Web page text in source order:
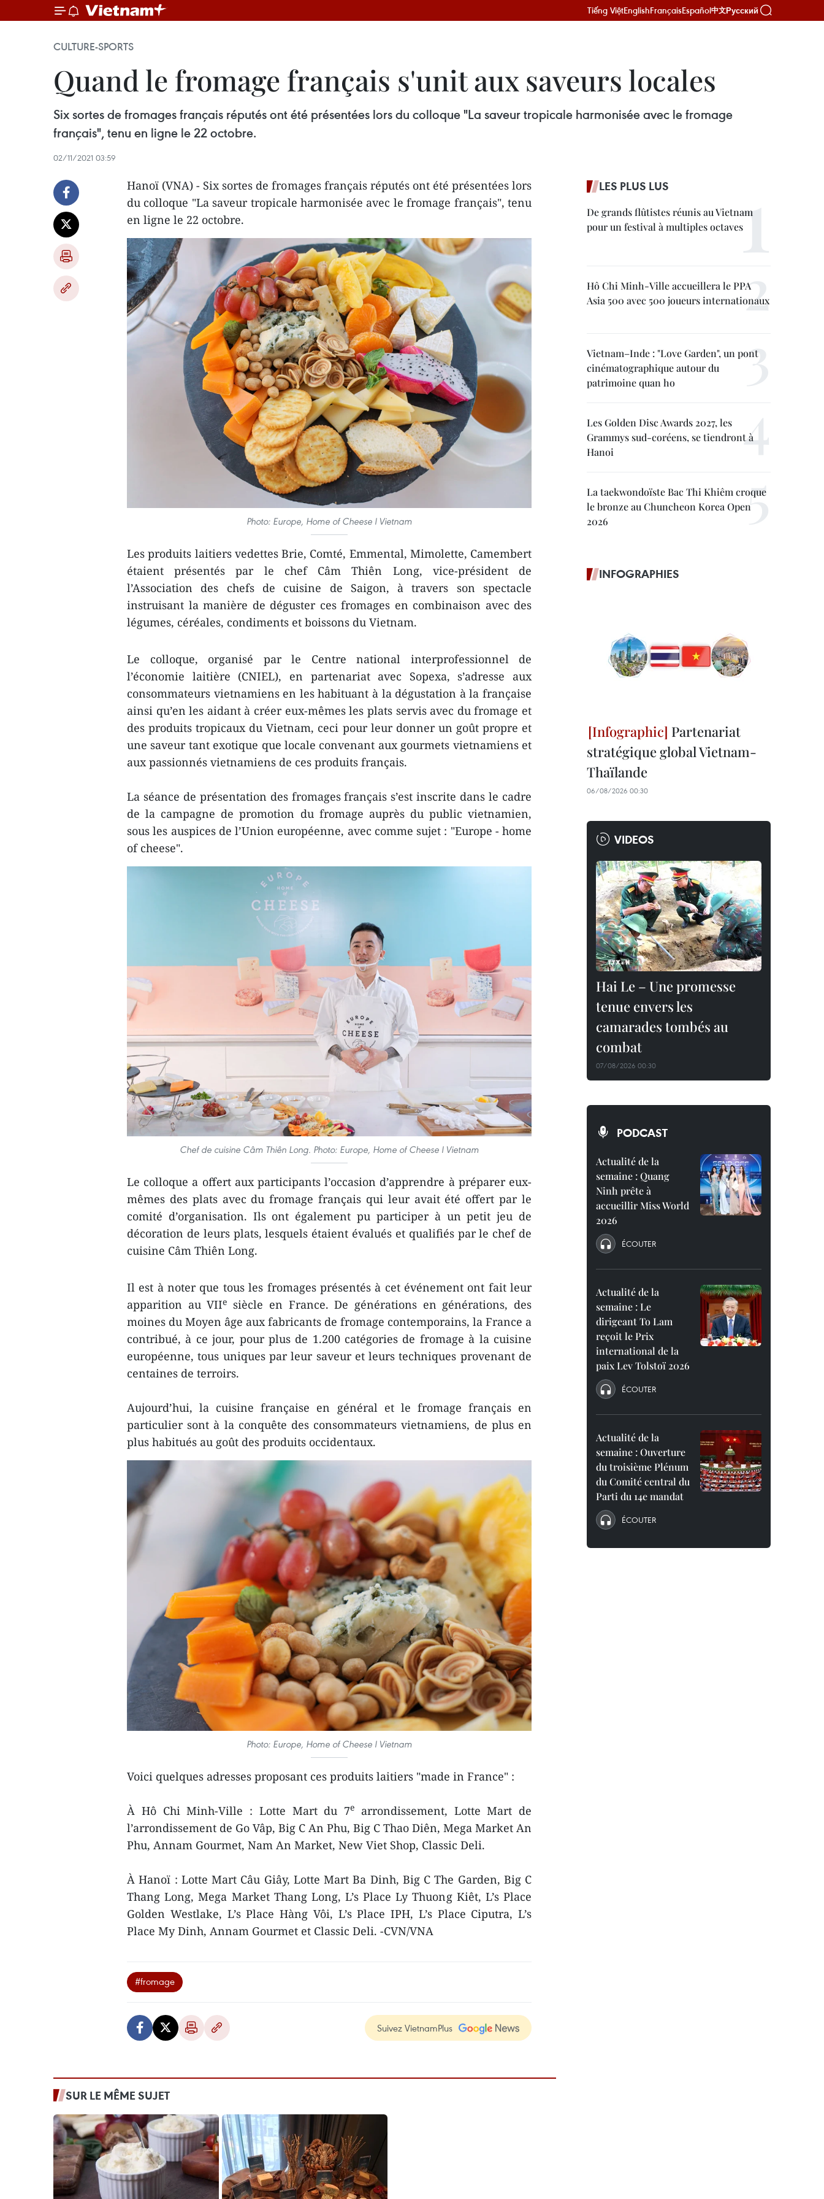
Tiếng ViệtEnglishFrançaisEspañol中文Русский
CULTURE-SPORTS
Quand le fromage français s'unit aux saveurs locales
Six sortes de fromages français réputés ont été présentées lors du colloque "La saveur tropicale harmonisée avec le fromage
français", tenu en ligne le 22 octobre.
02/11/2021 03:59
Hanoï (VNA) - Six sortes de fromages français réputés ont été présentées lors
du colloque "La saveur tropicale harmonisée avec le fromage français", tenu
en ligne le 22 octobre.
Photo: Europe, Home of Cheese l Vietnam
Les produits laitiers vedettes Brie, Comté, Emmental, Mimolette, Camembert
étaient présentés par le chef Câm Thiên Long, vice-président de
l’Association des chefs de cuisine de Saigon, à travers son spectacle
instruisant la manière de déguster ces fromages en combinaison avec des
légumes, céréales, condiments et boissons du Vietnam.
Le colloque, organisé par le Centre national interprofessionnel de
l’économie laitière (CNIEL), en partenariat avec Sopexa, s’adresse aux
consommateurs vietnamiens en les habituant à la dégustation à la française
ainsi qu’en les aidant à créer eux-mêmes les plats servis avec du fromage et
des produits tropicaux du Vietnam, ceci pour leur donner un goût propre et
une saveur tant exotique que locale convenant aux gourmets vietnamiens et
aux passionnés vietnamiens de ces produits français.
La séance de présentation des fromages français s’est inscrite dans le cadre
de la campagne de promotion du fromage auprès du public vietnamien,
sous les auspices de l’Union européenne, avec comme sujet : "Europe - home
of cheese".
Chef de cuisine Câm Thiên Long. Photo: Europe, Home of Cheese l Vietnam
Le colloque a offert aux participants l’occasion d’apprendre à préparer eux-
mêmes des plats avec du fromage français qui leur avait été offert par le
comité d’organisation. Ils ont également pu participer à un petit jeu de
décoration de leurs plats, lesquels étaient évalués et qualifiés par le chef de
cuisine Câm Thiên Long.
Il est à noter que tous les fromages présentés à cet événement ont fait leur
apparition au VIIe siècle en France. De générations en générations, des
moines du Moyen âge aux fabricants de fromage contemporains, la France a
contribué, à ce jour, pour plus de 1.200 catégories de fromage à la cuisine
européenne, tous uniques par leur saveur et leurs techniques provenant de
centaines de terroirs.
Aujourd’hui, la cuisine française en général et le fromage français en
particulier sont à la conquête des consommateurs vietnamiens, de plus en
plus habitués au goût des produits occidentaux.
Photo: Europe, Home of Cheese l Vietnam
Voici quelques adresses proposant ces produits laitiers "made in France" :
À Hô Chi Minh-Ville : Lotte Mart du 7e
arrondissement, Lotte Mart de
l’arrondissement de Go Vâp, Big C An Phu, Big C Thao Diên, Mega Market An
Phu, Annam Gourmet, Nam An Market, New Viet Shop, Classic Deli.
À Hanoï : Lotte Mart Câu Giây, Lotte Mart Ba Dinh, Big C The Garden, Big C
Thang Long, Mega Market Thang Long, L’s Place Ly Thuong Kiêt, L’s Place
Golden Westlake, L’s Place Hàng Vôi, L’s Place IPH, L’s Place Ciputra, L’s
Place My Dinh, Annam Gourmet et Classic Deli. -CVN/VNA
#fromage
Suivez VietnamPlus
SUR LE MÊME SUJET
LES PLUS LUS
De grands flûtistes réunis au Vietnam
pour un festival à multiples octaves
Hô Chi Minh-Ville accueillera le PPA
Asia 500 avec 500 joueurs internationaux
Vietnam–Inde : "Love Garden", un pont
cinématographique autour du
patrimoine quan ho
Les Golden Disc Awards 2027, les
Grammys sud-coréens, se tiendront à
Hanoi
La taekwondoïste Bac Thi Khiêm croque
le bronze au Chuncheon Korea Open
2026
INFOGRAPHIES
Partenariat
stratégique global Vietnam-
Thaïlande
06/08/2026 00:30
VIDEOS
Hai Le – Une promesse
tenue envers les
camarades tombés au
combat
07/08/2026 00:30
PODCAST
Actualité de la
semaine : Quang
Ninh prête à
accueillir Miss World
2026
ÉCOUTER
Actualité de la
semaine : Le
dirigeant To Lam
reçoit le Prix
international de la
paix Lev Tolstoï 2026
ÉCOUTER
Actualité de la
semaine : Ouverture
du troisième Plénum
du Comité central du
Parti du 14e mandat
ÉCOUTER